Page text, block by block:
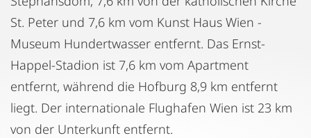
St. Peter und 7,6 km vom Kunst Haus Wien -
Museum Hundertwasser entfernt. Das Ernst-
Happel-Stadion ist 7,6 km vom Apartment
entfernt, während die Hofburg 8,9 km entfernt
liegt. Der internationale Flughafen Wien ist 23 km
von der Unterkunft entfernt.